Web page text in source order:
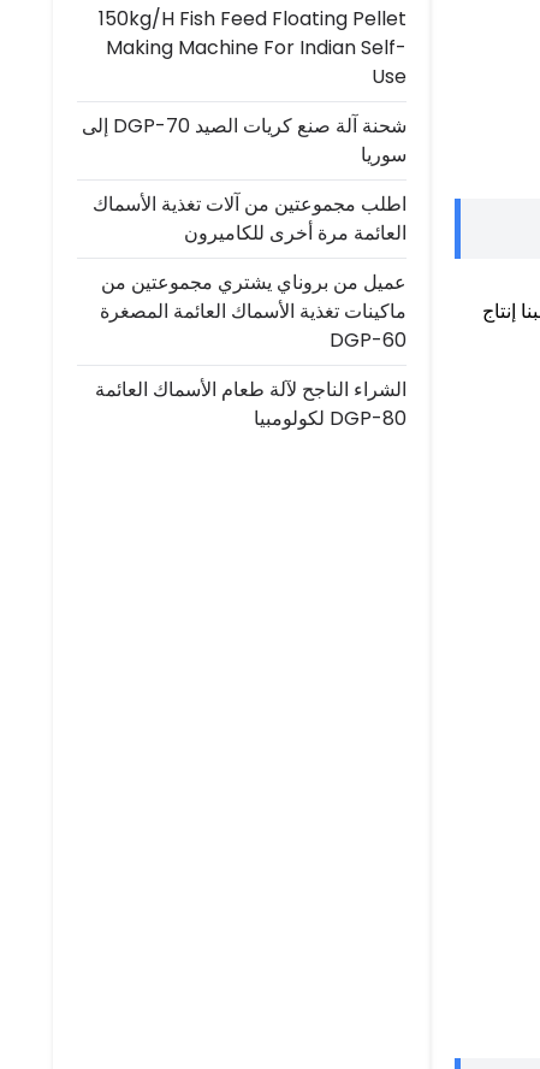
إنتاج
150kg/h Fish Feed Floating Pellet
Making Machine For Indian Self-
Use
شحنة آلة صنع كريات الصيد DGP-70 إلى
سوريا
اطلب مجموعتين من آلات تغذية الأسماك
العائمة مرة أخرى للكاميرون
عميل من بروناي يشتري مجموعتين من
ماكينات تغذية الأسماك العائمة المصغرة
DGP-60
الشراء الناجح لآلة طعام الأسماك العائمة
DGP-80 لكولومبيا